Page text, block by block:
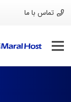
تماس با ما